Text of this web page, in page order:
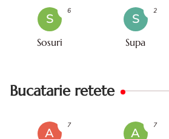
S
Sosuri
6
S
Supa
2
Bucatarie retete
A
7
A
7